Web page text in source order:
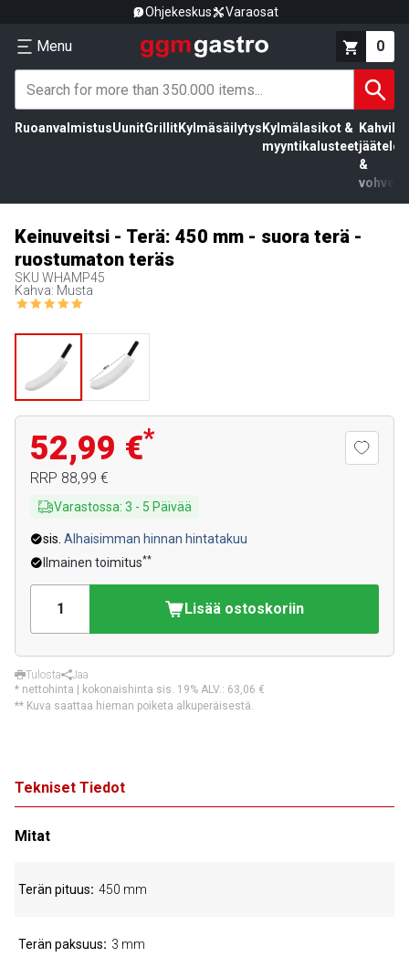
Ohjekeskus Varaosat
Menu 0
RuoanvalmistusUunitGrillitKylmäsäilytys Kylmälasikot &
myyntikalusteet
Kahvila,
jäätelö
&
vohvelit
Keinuveitsi - Terä: 450 mm - suora terä -
ruostumaton teräs
SKU WHAMP45
Kahva: Musta
52,99 €*
RRP 88,99 €
Varastossa: 3 - 5 Päivää
sis. Alhaisimman hinnan hintatakuu
Ilmainen toimitus**
Lisää ostoskoriin
Tulosta
Jaa
* nettohinta | kokonaishinta sis. 19% ALV.: 63,06 €
** Kuva saattaa hieman poiketa alkuperäisestä.
Tekniset Tiedot
Mitat
Terän pituus 450 mm
Terän paksuus 3 mm